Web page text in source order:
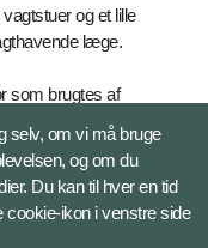
og et lille
læge.
som brugtes af
også
og det øvrige
lå arresten. Her
magasiner
selv, om vi må bruge
og om du
Du kan til hver en tid
ikon i venstre side